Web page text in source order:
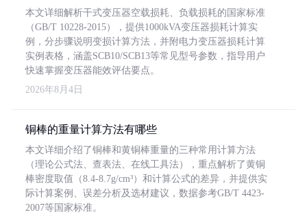
本文详细解析干式变压器空载损耗、负载损耗的国家标准
（GB/T 10228-2015），提供1000kVA变压器损耗计算实
例，分步骤说明变损计算方法，并附电力变压器损耗计算
实例表格，涵盖SCB10/SCB13等常见型号参数，指导用户
快速掌握变压器能效评估要点。
2026年8月4日
铜棒的重量计算方法有哪些
本文详细介绍了铜棒和黄铜棒重量的三种常用计算方法
（理论公式法、查表法、在线工具法），重点解析了黄铜
棒密度取值（8.4-8.7g/cm³）和计算公式的差异，并提供实
际计算案例、误差分析及选材建议，数据参考GB/T 4423-
2007等国家标准。